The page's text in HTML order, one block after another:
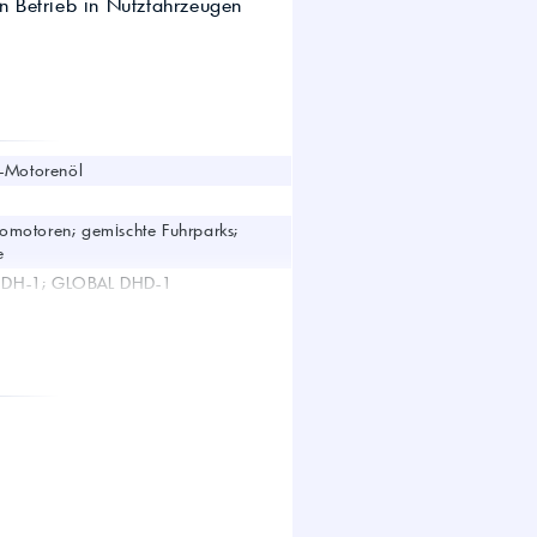
Betrieb in Nutzfahrzeugen
Motorenöl
gemischte Fuhrparks;
1; GLOBAL DHD-1
DQC III-18; Renault VI RLD